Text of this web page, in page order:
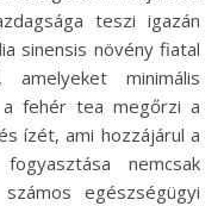
teszi igazán
sinensis növény fiatal
minimális
a fehér tea megőrzi a
ízét, ami hozzájárul a
nemcsak
egészségügyi